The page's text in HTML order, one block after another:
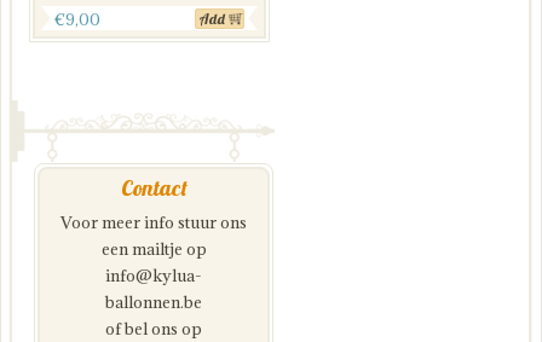
€9,00 Add
Contact
Voor meer info stuur ons
een mailtje op
info@kylua-
ballonnen.be
of bel ons op